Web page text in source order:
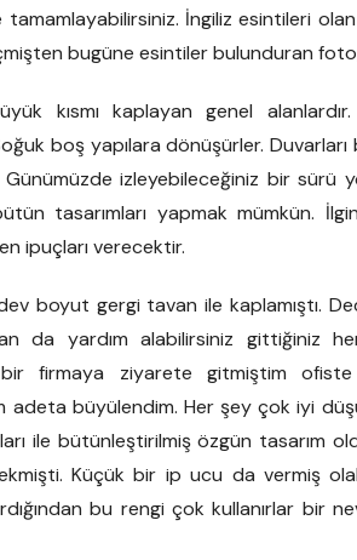
tamamlayabilirsiniz. İngiliz esintileri
bugüne esintiler bulunduran
kısmı kaplayan genel alanlardır.
boş yapılara dönüşürler. Duvarları
izleyebileceğiniz bir
tasarımları yapmak mümkün.
ipuçları verecektir.
boyut gergi tavan ile kaplamıştı.
da yardım alabilirsiniz gittiğiniz
firmaya ziyarete gitmiştim
adeta büyülendim. Her şey çok iyi
ile bütünleştirilmiş özgün tasarım
Küçük bir ip ucu da vermiş
bu rengi çok kullanırlar bir